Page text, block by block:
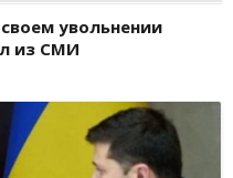
увольнении
из СМИ